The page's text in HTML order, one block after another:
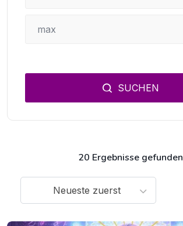
20 Ergebnisse gefunden
Neueste zuerst
SUCHEN